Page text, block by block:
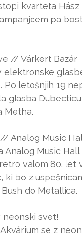
kvarteta
pa
// Várkert Bazár
elektronske
Po letošnjih 19
glasba
Metha.
Analog Music
Analog Music
valom 80. let
ki bo z
do Metallica.
neonski svet!
se z